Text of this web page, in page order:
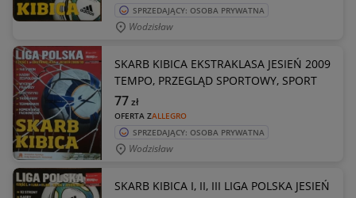
SPRZEDAJĄCY: OSOBA PRYWATNA
Wodzisław
SKARB KIBICA EKSTRAKLASA JESIEŃ 2009
TEMPO, PRZEGLĄD SPORTOWY, SPORT
OFERTA ZALLEGRO
77zł
SPRZEDAJĄCY: OSOBA PRYWATNA
Wodzisław
SKARB KIBICA I, II, III LIGA POLSKA JESIEŃ